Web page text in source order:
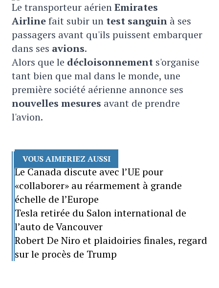
Le transporteur aérienEmirates
Airlinefait subir un test sanguin à ses
passagers avant qu'ils puissent embarquer
dans ses avions.
Alors que le décloisonnement s'organise
tant bien que mal dans le monde, une
première société aérienne annonce ses
nouvelles mesures avant de prendre
l'avion.
VOUS AIMERIEZ AUSSI
Le Canada discute avec l’UE pour
«collaborer» au réarmement à grande
échelle de l’Europe
Tesla retirée du Salon international de
l’auto de Vancouver
Robert De Niro et plaidoiries finales, regard
sur le procès de Trump